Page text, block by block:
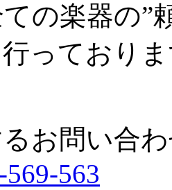
の楽器の”
っており
お問い合
569-563